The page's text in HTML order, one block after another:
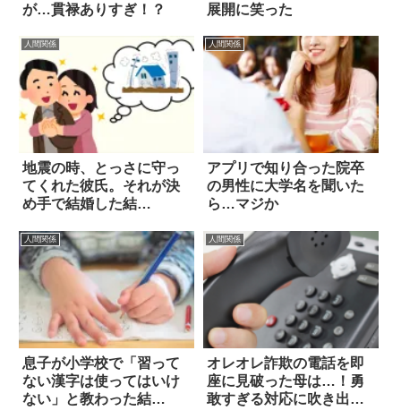
が…貫禄ありすぎ！？
展開に笑った
人間関係
地震の時、とっさに守っ
てくれた彼氏。それが決
め手で結婚した結
人間関係
アプリで知り合った院卒
の男性に大学名を聞いた
ら…マジか
人間関係
息子が小学校で「習って
ない漢字は使ってはいけ
ない」と教わった結
人間関係
オレオレ詐欺の電話を即
座に見破った母は…！勇
敢すぎる対応に吹き出す